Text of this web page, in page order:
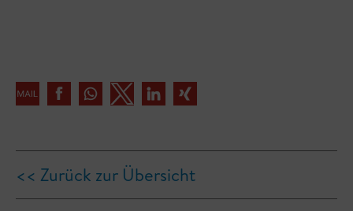
<< Zurück zur Übersicht